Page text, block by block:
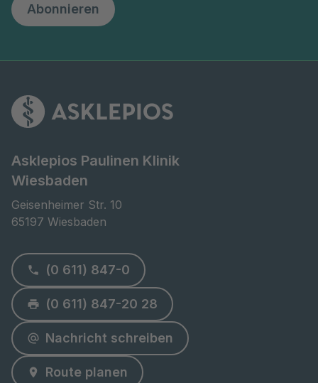
Abonnieren
Asklepios Paulinen Klinik
Wiesbaden
Geisenheimer Str. 10
65197 Wiesbaden
(0 611) 847-0
(0 611) 847-20 28
Nachricht schreiben
Route planen